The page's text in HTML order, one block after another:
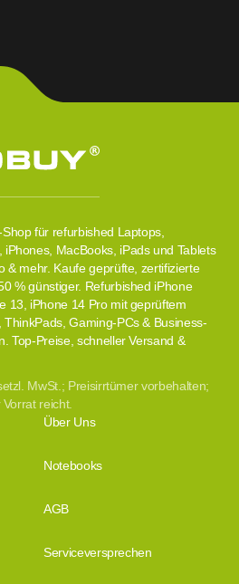
für refurbished Laptops,
MacBooks, iPads und Tablets
& mehr. Kaufe geprüfte, zertifizierte
% günstiger. Refurbished iPhone
13, iPhone 14 Pro mit geprüftem
Gaming-PCs & Business-
Top-Preise, schneller Versand &
MwSt.; Preisirrtümer vorbehalten;
reicht.
Über Uns
Notebooks
AGB
Serviceversprechen